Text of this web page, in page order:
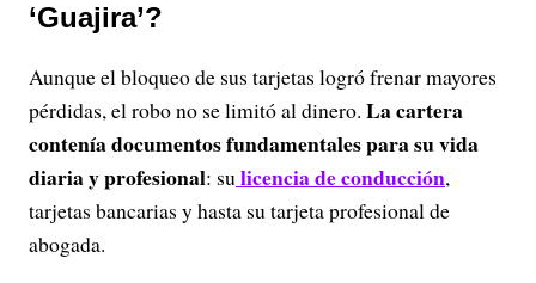
‘Guajira’?
Aunque el bloqueo de sus tarjetas logró frenar mayores
pérdidas, el robo no se limitó al dinero. La cartera
contenía documentos fundamentales para su vida
diaria y profesional: sulicencia de conducción,
tarjetas bancarias y hasta su tarjeta profesional de
abogada.